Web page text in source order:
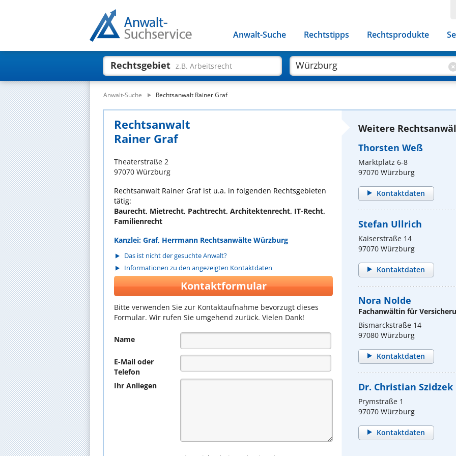
Anwalt-Suche Rechtstipps Rechtsprodukte
Rechtsgebiet z.B. Arbeitsrecht
Anwalt-Suche Rechtsanwalt Rainer Graf
Rechtsanwalt
Rainer Graf
Theaterstraße 2
97070 Würzburg
Rechtsanwalt Rainer Graf ist u.a. in folgenden Rechtsgebieten
tätig:
Baurecht, Mietrecht, Pachtrecht, Architektenrecht, IT-Recht,
Familienrecht
Kanzlei: Graf, Herrmann Rechtsanwälte Würzburg
Das ist nicht der gesuchte Anwalt?
Informationen zu den angezeigten Kontaktdaten
Kontaktformular
Bitte verwenden Sie zur Kontaktaufnahme bevorzugt dieses
Formular. Wir rufen Sie umgehend zurück. Vielen Dank!
Name
E-Mail oder
Telefon
Ihr Anliegen
Weitere
Thorsten Weß
Marktplatz 6-8
97070 Würzburg
Kontaktdaten
Stefan Ullrich
Kaiserstraße 14
97070 Würzburg
Kontaktdaten
Nora Nolde
Fachanwältin für
Bismarckstraße 14
97080 Würzburg
Kontaktdaten
Dr. Christian Szidzek
Prymstraße 1
97070 Würzburg
Kontaktdaten